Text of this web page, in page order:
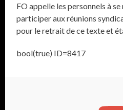
FO appelle les personnels à
participer aux réunions
pour le retrait de ce texte et
bool(true) ID=8417